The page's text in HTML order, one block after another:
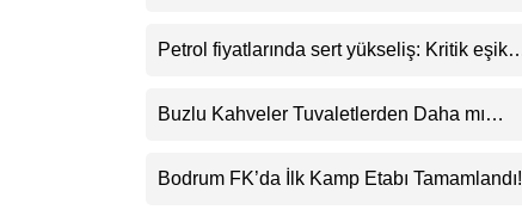
Petrol fiyatlarında sert yükseliş: Kritik eşik
Buzlu Kahveler Tuvaletlerden Daha mı
Bodrum FK’da İlk Kamp Etabı Tamamlandı!